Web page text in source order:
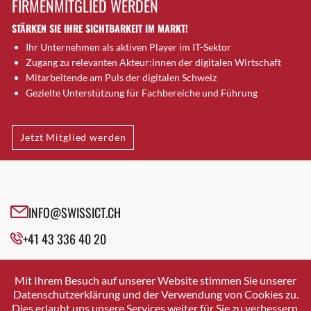
Brütten
Bubendorf
Bubikon
Buchs (SG)
Burgdorf
Bülach
Cazis
Cham
Davos Platz
Davos Platz 1
Dietikon
Dietlikon
FIRMENMITGLIED WERDEN
STÄRKEN SIE IHRE SICHTBARKEIT IM MARKT!
Ihr Unternehmen als aktiven Player im IT-Sektor
Zugang zu relevanten Akteur:innen der digitalen Wirtschaft
Mitarbeitende am Puls der digitalen Schweiz
Gezielte Unterstützung für Fachbereiche und Führung
Jetzt Mitglied werden
INFO@SWISSICT.CH
+41 43 336 40 20
SWISSICT
VULKANSTRASSE 120
8048 ZURICH
Mit Ihrem Besuch auf unserer Website stimmen Sie unserer
Datenschutzerklärung und der Verwendung von Cookies zu.
Dies erlaubt uns unsere Services weiter für Sie zu verbessern.